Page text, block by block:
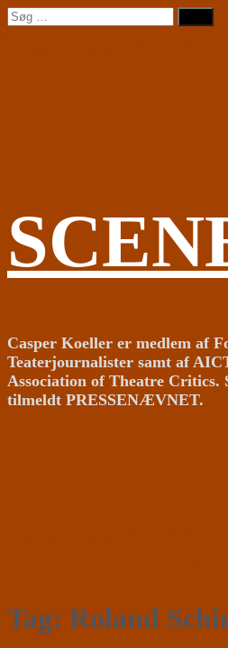
Videre
til
Søg
efter:
Casper Koeller er medlem af
Teaterjournalister samt af
Association of Theatre
tilmeldt PRESSENÆVNET.
Tag: Roland